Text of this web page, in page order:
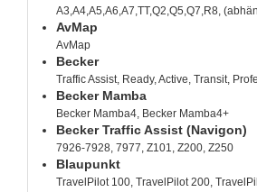
A3,A4,A5,A6,A7,TT,Q2,Q5,Q7,R8,
AvMap
AvMap
Becker
Traffic Assist, Ready, Active, Transit,
Becker Mamba
Becker Mamba4, Becker Mamba4+
Becker Traffic Assist (Navigon)
7926-7928, 7977, Z101, Z200, Z250
Blaupunkt
TravelPilot 100, TravelPilot 200,